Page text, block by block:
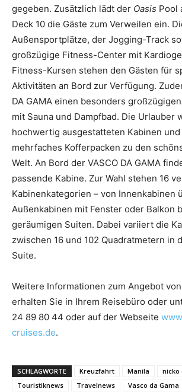
gegeben. Zusätzlich lädt der Oasis Pool
Deck 10 die Gäste zum Verweilen ein.
Außensportplätze, der Jogging-Track
großzügige Fitness-Center mit
Fitness-Kursen stehen den Gästen für
Aktivitäten an Bord zur Verfügung.
DA GAMA einen besonders
mit Sauna und Dampfbad. Die Urlauber
hochwertig ausgestatteten Kabinen
mehrfaches Kofferpacken zu den
Welt. An Bord der VASCO DA GAMA
passende Kabine. Zur Wahl stehen 16
Kabinenkategorien – von Innenkabinen
Außenkabinen mit Fenster oder Balkon
geräumigen Suiten. Dabei variiert die
zwischen 16 und 102 Quadratmetern in
Suite.
Weitere Informationen zum Angebot
erhalten Sie in Ihrem Reisebüro oder
24 89 80 44 oder auf der Webseite
cruises.de.
SCHLAGWORTE Kreuzfahrt Manila nicko
Touristiknews
Travelnews Vasco da Gama